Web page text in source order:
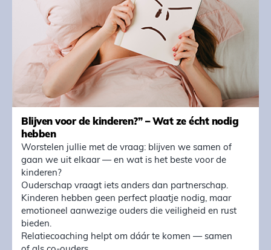
Blijven voor de kinderen?” – Wat ze écht nodig
hebben
Worstelen jullie met de vraag: blijven we samen of
gaan we uit elkaar — en wat is het beste voor de
kinderen?
Ouderschap vraagt iets anders dan partnerschap.
Kinderen hebben geen perfect plaatje nodig, maar
emotioneel aanwezige ouders die veiligheid en rust
bieden.
Relatiecoaching helpt om dáár te komen — samen